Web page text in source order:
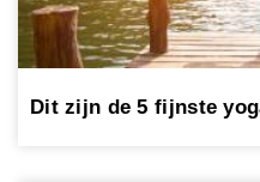
Dit zijn de 5 fijnste